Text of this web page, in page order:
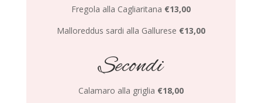
Fregola alla Cagliaritana €13,00
Malloreddus sardi alla Gallurese €13,00
Secondi
Calamaro alla griglia €18,00